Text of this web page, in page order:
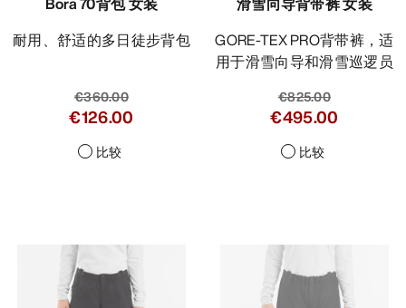
耐用、舒适的多日徒步背包
€360.00
€126.00
比较
GORE-TEX PRO背带裤，适
用于滑雪向导和滑雪巡逻员
€825.00
€495.00
比较